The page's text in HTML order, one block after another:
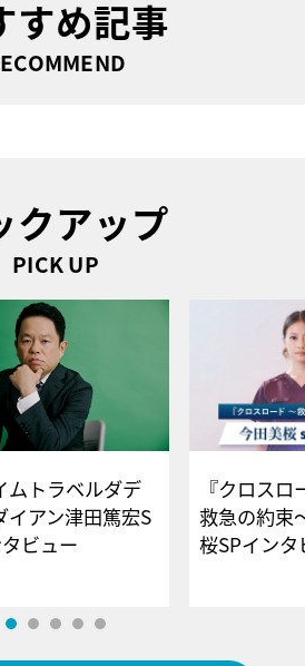
すめ記事
クアップ
PICK UP
ムトラベルダデ
イアン津田篤宏S
タビュー
『クロス
救急の約束
桜SPイ